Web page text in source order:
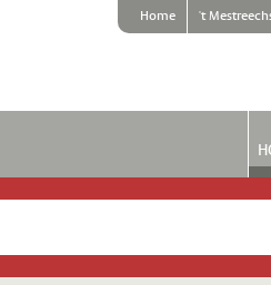
Home 't